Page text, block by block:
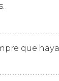
de la ciudad
en Miami.
que haya